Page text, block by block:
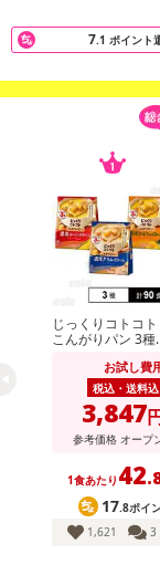
※お申込み後のキャ
記載されている内容
にご納得いただきま
※パッケージ変更や
の掲載画像や画像
合がございます。
また、[新たな加工
了により、商品詳
合がございます。
あらかじめご了承
によるお申込み後
【お支払いについて】
※送料はお試し費用
※d払い、PayPay、
ンクまとめて支払
Payでお支払いの場
了することがござ
7.1 ポイント
じっくりコトコト
こんがりパン 3種
タージュ / 濃厚か
ちゃポタージュ / 濃
厚クラムポタージ
お試し費
税込・送料込
3,847
参考価格 オープ
1食あたり 42
17.8ポイ
1,621
3